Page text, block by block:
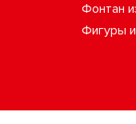
Фонтан
Фигуры